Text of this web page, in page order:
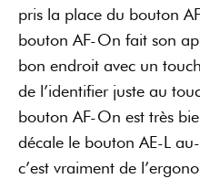
pris la place du bouton
bouton AF-On fait son
bon endroit avec un
de l’identifier juste au
bouton AF-On est très
décale le bouton AE-L
c’est vraiment de